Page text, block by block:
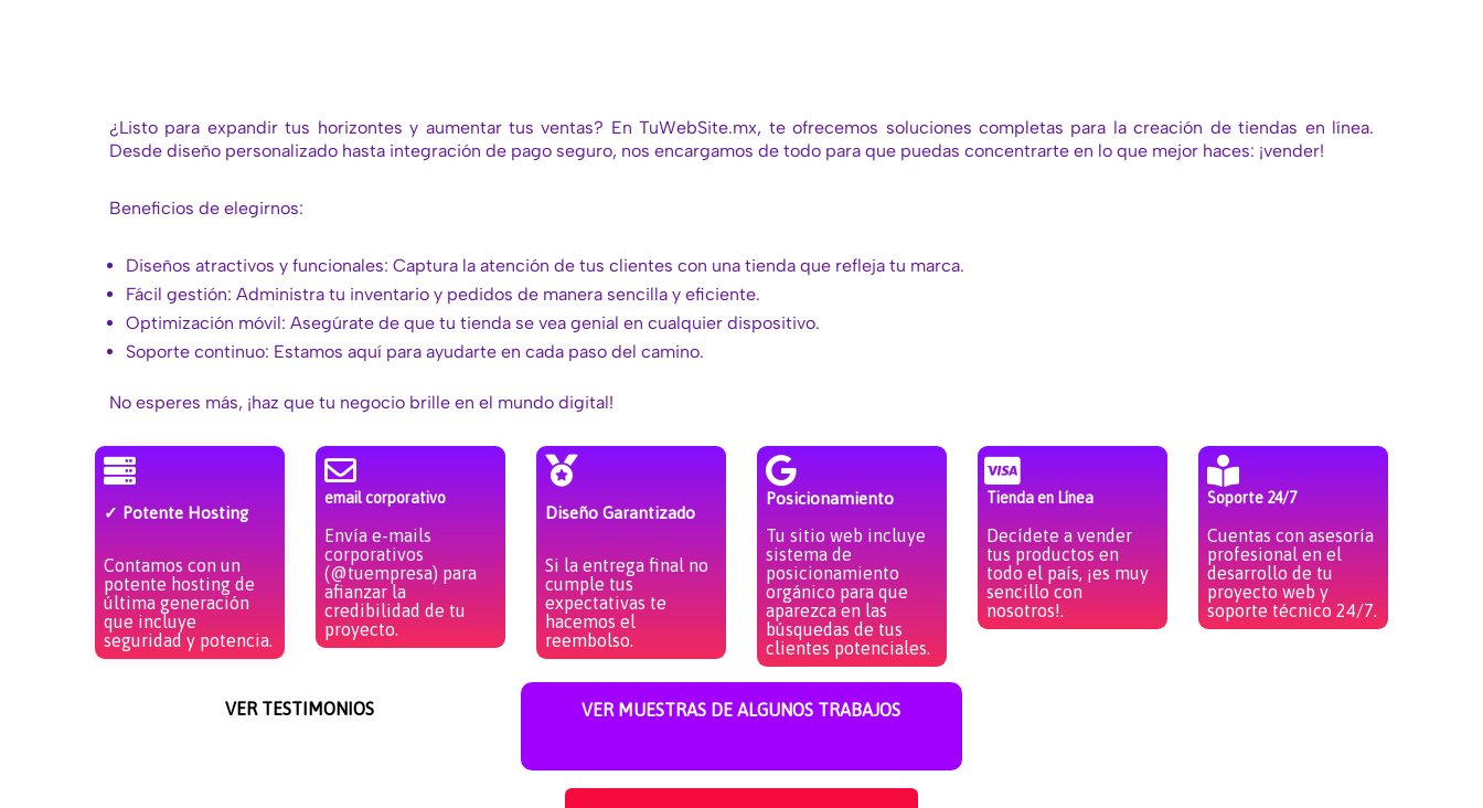
¿Listo para expandir tus horizontes y aumentar tus ventas? En TuWebSite.mx, te ofrecemos soluciones completas para la creación de tiendas en línea.
Desde diseño personalizado hasta integración de pago seguro, nos encargamos de todo para que puedas concentrarte en lo que mejor haces: ¡vender!
Beneficios de elegirnos:
Diseños atractivos y funcionales: Captura la atención de tus clientes con una tienda que refleja tu marca.
Fácil gestión: Administra tu inventario y pedidos de manera sencilla y eficiente.
Optimización móvil: Asegúrate de que tu tienda se vea genial en cualquier dispositivo.
Soporte continuo: Estamos aquí para ayudarte en cada paso del camino.
No esperes más, ¡haz que tu negocio brille en el mundo digital!
✓ Potente Hosting
Contamos con un
potente hosting de
última generación
que incluye
seguridad y potencia.
email corporativo
Envía e-mails
corporativos
(@tuempresa) para
afianzar la
credibilidad de tu
proyecto.
Diseño Garantizado
Si la entrega final no
cumple tus
expectativas te
hacemos el
reembolso.
Posicionamiento
Tu sitio web incluye
sistema de
posicionamiento
orgánico para que
aparezca en las
búsquedas de tus
clientes potenciales.
Tienda en Línea
Decídete a vender
tus productos en
todo el país, ¡es muy
sencillo con
nosotros!.
Soporte 24/7
Cuentas con asesoría
profesional en el
desarrollo de tu
proyecto web y
soporte técnico 24/7.
VER TESTIMONIOS VER MUESTRAS DE ALGUNOS TRABAJOS